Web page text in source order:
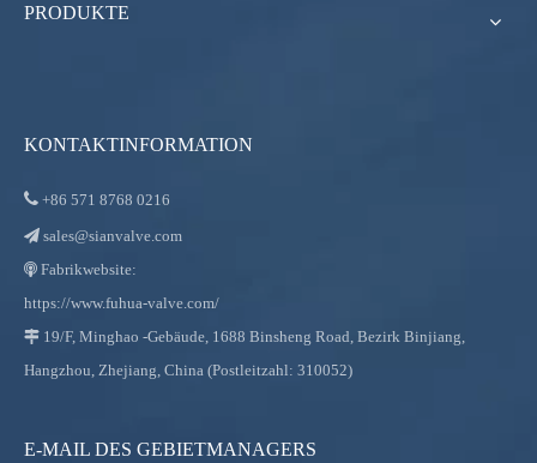
PRODUKTE
KONTAKTINFORMATION
 +86 571 8768 0216
 sales@sianvalve.com
 Fabrikwebsite:
https://www.fuhua-valve.com/
 19/F, Minghao -Gebäude, 1688 Binsheng Road, Bezirk Binjiang,
Hangzhou, Zhejiang, China (Postleitzahl: 310052)
E-MAIL DES GEBIETMANAGERS